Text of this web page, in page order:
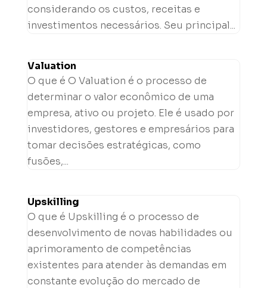
considerando os custos, receitas e
investimentos necessários. Seu principal...
Valuation
O que é O Valuation é o processo de
determinar o valor econômico de uma
empresa, ativo ou projeto. Ele é usado por
investidores, gestores e empresários para
tomar decisões estratégicas, como
fusões,...
Upskilling
O que é Upskilling é o processo de
desenvolvimento de novas habilidades ou
aprimoramento de competências
existentes para atender às demandas em
constante evolução do mercado de